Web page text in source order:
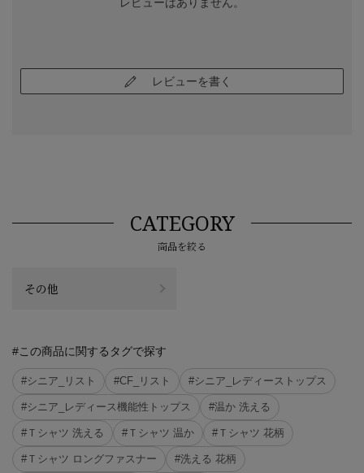
レビューを書く
CATEGORY
商品を絞る
その他
#この商品に関するタグで探す
#シニア_リスト #CF_リスト #シニア_レディーストップス
#シニア_レディース機能性トップス #温か 洗える
#Ｔシャツ 洗える #Ｔシャツ 温か #Ｔシャツ 花柄
#Ｔシャツ ロングファスナー #洗える 花柄